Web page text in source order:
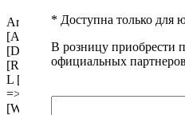
Array ( [ID] => 1120
[ACTIVE] => Y [SORT] => 11
[DEFAULT_VALUE] =>
[ROW_COUNT] => 1
L [MULTIPLE] => Y [XML_ID]
=> [MULTIPLE_CNT] => 1
[WITH_DESCRIPTION] => Y
* Доступна только для
В розницу
официальных